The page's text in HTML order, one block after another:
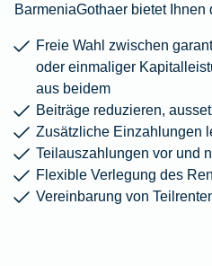
BarmeniaGothaer bietet
Freie Wahl zwischen
oder einmaliger
aus beidem
Beiträge reduzieren,
Zusätzliche Einzahlungen
Teilauszahlungen vor und
Flexible Verlegung des
Vereinbarung von